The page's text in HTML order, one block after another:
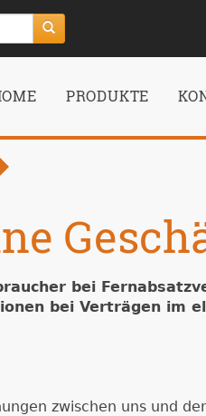
PRODUKTE
bei
bei Verträgen im
zwischen uns und